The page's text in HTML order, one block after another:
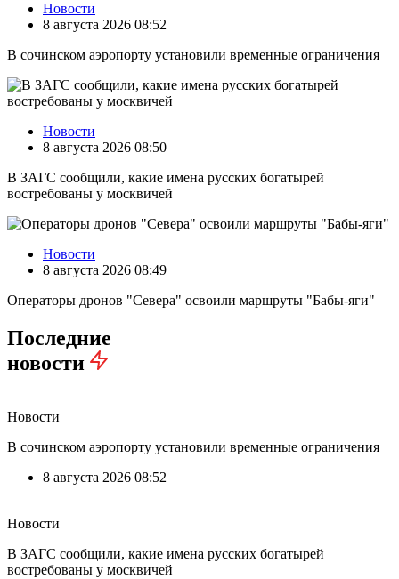
Новости
8 августа 2026 08:52
В сочинском аэропорту установили временные ограничения
Новости
8 августа 2026 08:50
В ЗАГС сообщили, какие имена русских богатырей
востребованы у москвичей
Новости
8 августа 2026 08:49
Операторы дронов "Севера" освоили маршруты "Бабы-яги"
Последние
новости
Новости
В сочинском аэропорту установили временные ограничения
8 августа 2026 08:52
Новости
В ЗАГС сообщили, какие имена русских богатырей
востребованы у москвичей